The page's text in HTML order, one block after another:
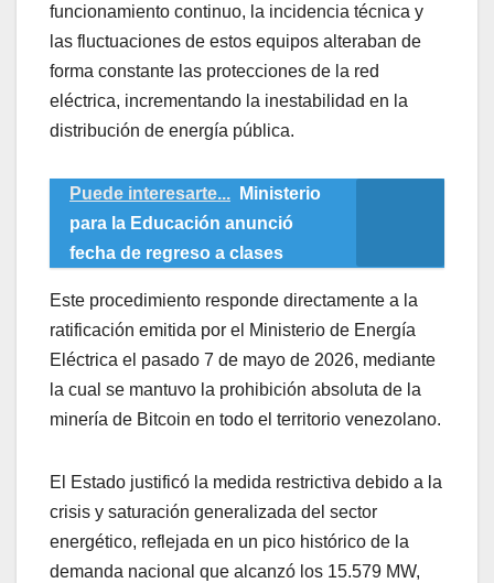
funcionamiento continuo, la incidencia técnica y
las fluctuaciones de estos equipos alteraban de
forma constante las protecciones de la red
eléctrica, incrementando la inestabilidad en la
distribución de energía pública.
Puede interesarte...
Ministerio
para la Educación anunció
fecha de regreso a clases
Este procedimiento responde directamente a la
ratificación emitida por el Ministerio de Energía
Eléctrica el pasado 7 de mayo de 2026, mediante
la cual se mantuvo la prohibición absoluta de la
minería de Bitcoin en todo el territorio venezolano.
El Estado justificó la medida restrictiva debido a la
crisis y saturación generalizada del sector
energético, reflejada en un pico histórico de la
demanda nacional que alcanzó los 15.579 MW,